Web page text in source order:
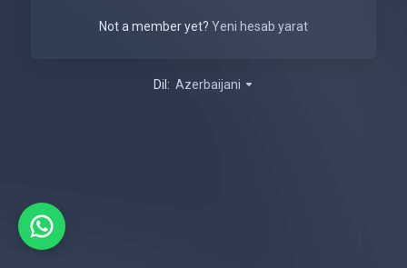
Not a member yet? Yeni hesab yarat
Dil: Azerbaijani
בדרך כלל אנו משיבים תוך מספר דקות